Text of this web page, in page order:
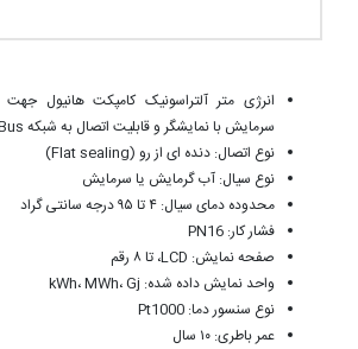
انرژی متر آلتراسونیک کامپکت هانیول
سرمایش با نمایشگر و قابلیت اتصال به شبکه M-Bus
نوع اتصال: دنده ای از رو (Flat sealing)
نوع سیال: آب گرمایش یا سرمایش
محدوده دمای سیال: ۴ تا ۹۵ درجه سانتی گراد
فشار کار: PN16
صفحه نمایش: LCD، تا ۸ رقم
واحد نمایش داده شده: kWh، MWh، Gj
نوع سنسور دما: Pt1000
عمر باطری: ۱۰ سال